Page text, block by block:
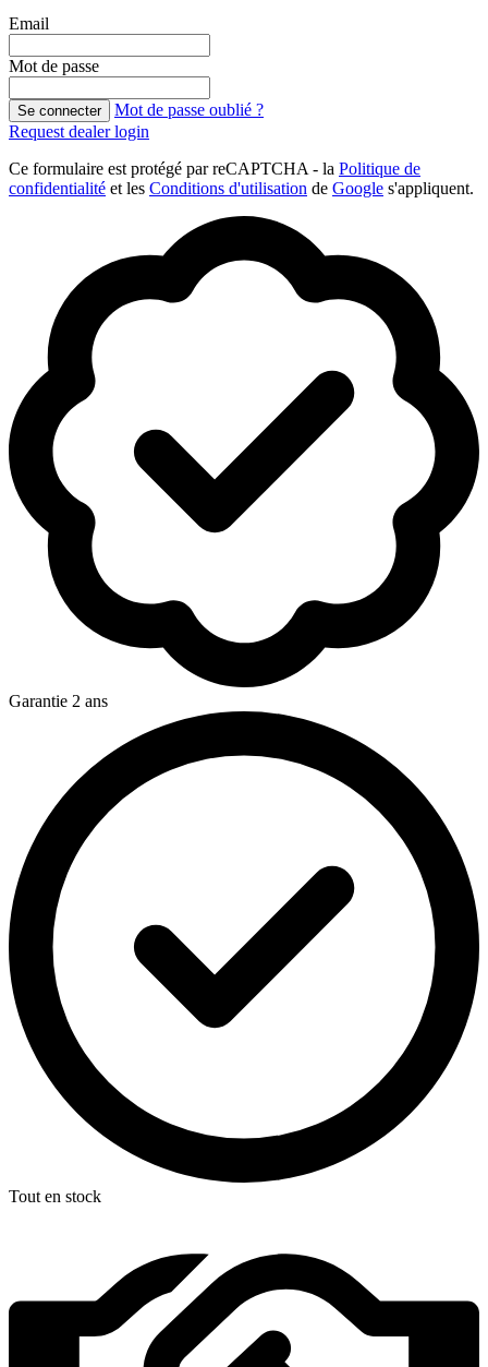
Email
Mot de passe
Se connecter
Mot de passe oublié ?
Request dealer login
Ce formulaire est protégé par reCAPTCHA - la Politique de
confidentialité et les Conditions d'utilisation de Google s'appliquent.
Garantie 2 ans
Tout en stock